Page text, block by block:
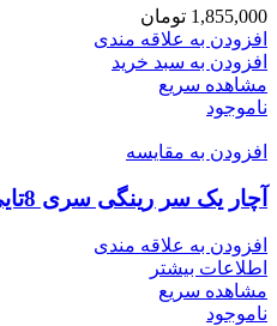
1,855,000 تومان
افزودن به علاقه مندی
افزودن به سبد خرید
مشاهده سریع
ناموجود
افزودن به مقایسه
آچار یک سر رینگی سری 8تایی
افزودن به علاقه مندی
اطلاعات بیشتر
مشاهده سریع
ناموجود